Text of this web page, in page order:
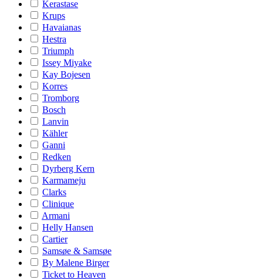
Kerastase
Krups
Havaianas
Hestra
Triumph
Issey Miyake
Kay Bojesen
Korres
Tromborg
Bosch
Lanvin
Kähler
Ganni
Redken
Dyrberg Kern
Karmameju
Clarks
Clinique
Armani
Helly Hansen
Cartier
Samsøe & Samsøe
By Malene Birger
Ticket to Heaven